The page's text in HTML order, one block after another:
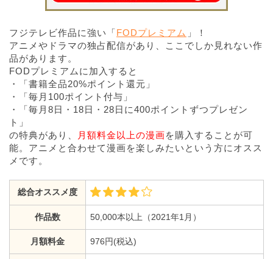
フジテレビ作品に強い「FODプレミアム 」！
アニメやドラマの独占配信があり、ここでしか見れない作
品があります。
FODプレミアムに加入すると
・「書籍全品20%ポイント還元」
・「毎月100ポイント付与」
・「毎月8日・18日・28日に400ポイントずつプレゼン
ト」
の特典があり、
月額料金以上の漫画を購入することが可
能。アニメと合わせて漫画を楽しみたいという方にオスス
メです。
総合オススメ度
作品数 50,000本以上（2021年1月）
月額料金 976円(税込)